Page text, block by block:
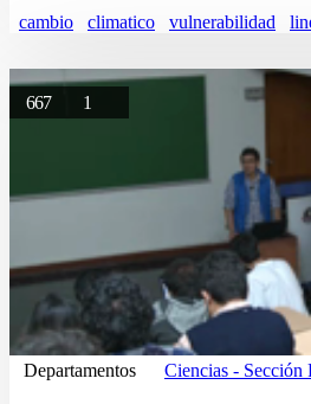
cambio climatico vulnerabilidad
667 1
Departamentos Ciencias - Sección